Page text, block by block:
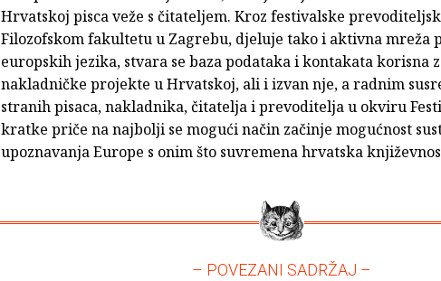
Hrvatskoj pisca veže s čitateljem. Kroz festivalske
Filozofskom fakultetu u Zagrebu, djeluje tako i aktivna mreža
europskih jezika, stvara se baza podataka i kontakata korisna
nakladničke projekte u Hrvatskoj, ali i izvan nje, a radnim
stranih pisaca, nakladnika, čitatelja i prevoditelja u okviru
kratke priče na najbolji se mogući način začinje mogućnost
upoznavanja Europe s onim što suvremena hrvatska
– POVEZANI SADRŽAJ –